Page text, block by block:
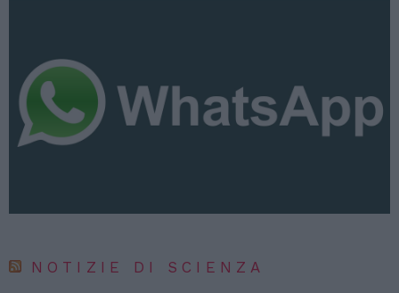
NOTIZIE DI SCIENZA